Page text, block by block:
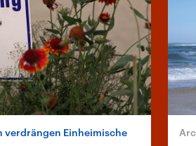
verdrängen Einheimische